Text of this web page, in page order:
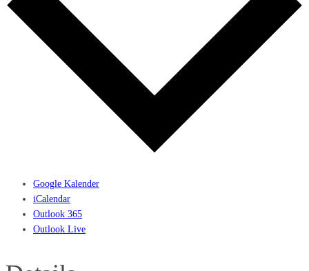
Google Kalender
iCalendar
Outlook 365
Outlook Live